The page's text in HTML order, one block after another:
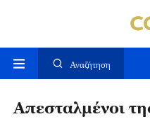
Αναζήτηση
Απεσταλμένοι